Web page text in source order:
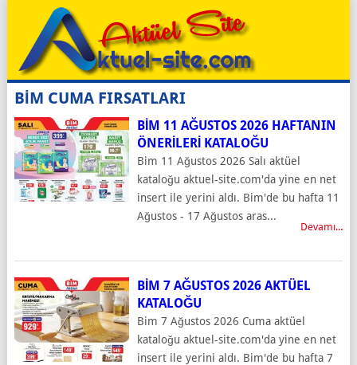
BİM CUMA FIRSATLARI
BIM 11 AĞUSTOS 2026 HAFTANIN
ÖNERILERI KATALOĞU
Bim 11 Ağustos 2026 Salı aktüel
kataloğu aktuel-site.com'da yine en net
insert ile yerini aldı. Bim'de bu hafta 11
Ağustos - 17 Ağustos aras...
Devamı...
BIM 7 AĞUSTOS 2026 AKTÜEL
KATALOĞU
Bim 7 Ağustos 2026 Cuma aktüel
kataloğu aktuel-site.com'da yine en net
insert ile yerini aldı. Bim'de bu hafta 7